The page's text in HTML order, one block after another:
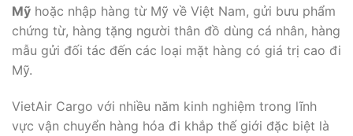
Mỹ hoặc nhập hàng từ Mỹ về Việt Nam, gửi bưu phẩm
chứng từ, hàng tặng người thân đồ dùng cá nhân, hàng
mẫu gửi đối tác đến các loại mặt hàng có giá trị cao đi
Mỹ.
VietAir Cargo với nhiều năm kinh nghiệm trong lĩnh
vực vận chuyển hàng hóa đi khắp thế giới đặc biệt là